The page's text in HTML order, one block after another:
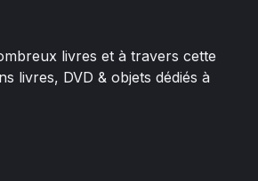
livres et à travers cette
livres, DVD & objets dédiés à